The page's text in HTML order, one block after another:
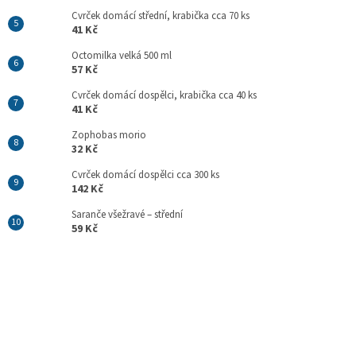
Cvrček domácí střední, krabička cca 70 ks
41 Kč
Octomilka velká 500 ml
57 Kč
Cvrček domácí dospělci, krabička cca 40 ks
41 Kč
Zophobas morio
32 Kč
Cvrček domácí dospělci cca 300 ks
142 Kč
Saranče všežravé – střední
59 Kč